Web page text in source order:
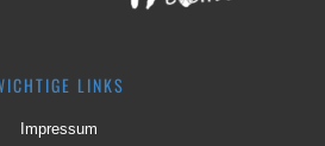
LINKS
Impressum